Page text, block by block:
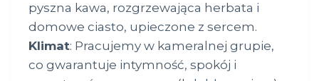
pyszna kawa, rozgrzewająca herbata i
domowe ciasto, upieczone z sercem.
Klimat: Pracujemy w kameralnej grupie,
co gwarantuje intymność, spokój i